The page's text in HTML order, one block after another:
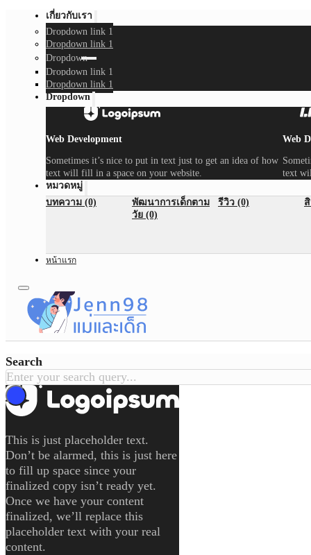
เกี่ยวกับเรา
Dropdown link 1
Dropdown link 1
Dropdown
Dropdown link 1
Dropdown link 1
Dropdown
Web Development
Sometimes it’s nice to put in text just to get an idea of how
text will fill in a space on your website.
Web
text
หมวดหมู่
บทความ (0)
พัฒนาการเด็กตาม
วัย (0)
รีวิว (0)
หน้าแรก
Search
ค้นหา
This is just placeholder text.
Don’t be alarmed, this is just here
to fill up space since your
finalized copy isn’t ready yet.
Once we have your content
finalized, we’ll replace this
placeholder text with your real
content.